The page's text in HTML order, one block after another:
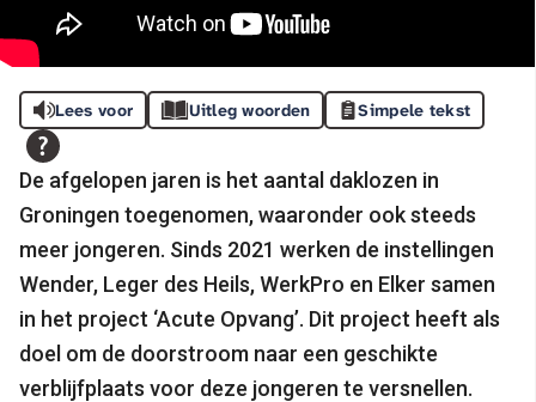
Lees voor Uitleg woorden Simpele tekst
De afgelopen jaren is het aantal daklozen in
Groningen toegenomen, waaronder ook steeds
meer jongeren. Sinds 2021 werken de instellingen
Wender, Leger des Heils, WerkPro en Elker samen
in het project ‘Acute Opvang’. Dit project heeft als
doel om de doorstroom naar een geschikte
verblijfplaats voor deze jongeren te versnellen.